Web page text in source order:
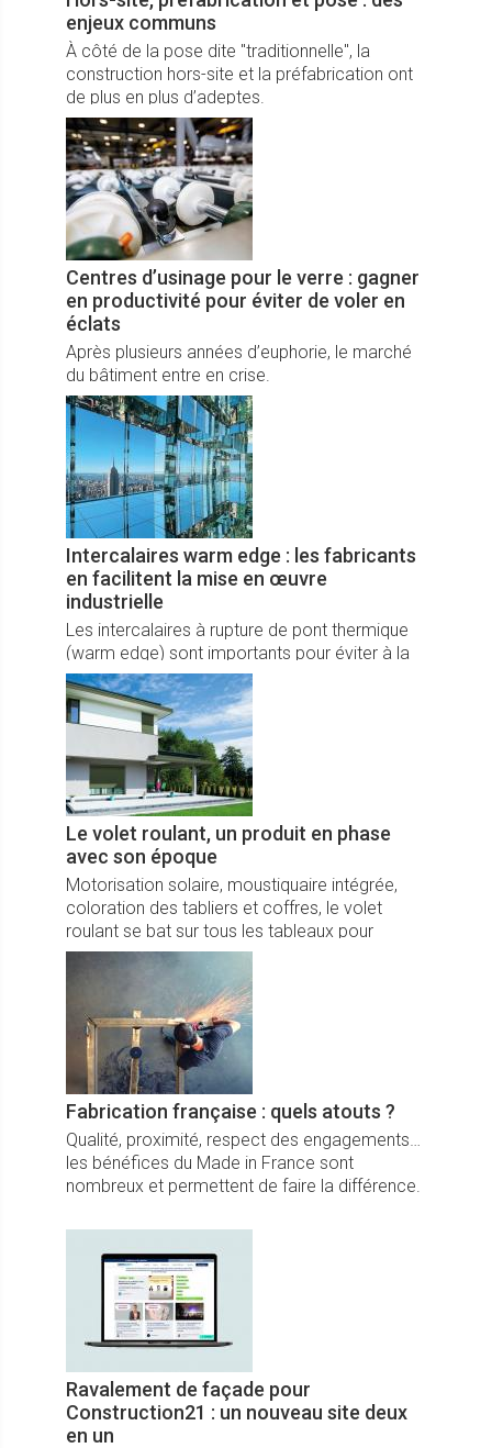
enjeux communs
À côté de la pose dite "traditionnelle", la
construction hors-site et la préfabrication ont
de plus en plus d’adeptes.
Centres d’usinage pour le verre : gagner
en productivité pour éviter de voler en
éclats
Après plusieurs années d’euphorie, le marché
du bâtiment entre en crise.
Intercalaires warm edge : les fabricants
en facilitent la mise en œuvre
industrielle
Les intercalaires à rupture de pont thermique
(warm edge) sont importants pour éviter à la
fenêtre une perte d’énergie vers l’extérieur.
Le volet roulant, un produit en phase
avec son époque
Motorisation solaire, moustiquaire intégrée,
coloration des tabliers et coffres, le volet
roulant se bat sur tous les tableaux pour
conserver sa place de leader. Et ça marche !
Fabrication française : quels atouts ?
Qualité, proximité, respect des engagements…
les bénéfices du Made in France sont
nombreux et permettent de faire la différence.
Ravalement de façade pour
Construction21 : un nouveau site deux
en un